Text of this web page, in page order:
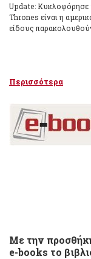
Update: Κυκλοφόρησε
Thrones είναι η
είδους
Περισσότερα
Με την
e-books το